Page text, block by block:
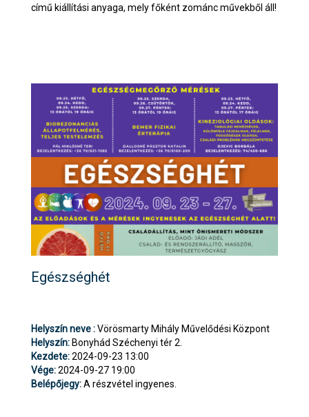
című kiállítási anyaga, mely főként zománc művekből áll!
Egészséghét
Helyszín neve :Vörösmarty Mihály Művelődési Központ
Helyszín: Bonyhád Széchenyi tér 2.
Kezdete:2024-09-23 13:00
Vége:2024-09-27 19:00
Belépőjegy:A részvétel ingyenes.